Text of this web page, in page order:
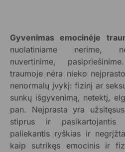
Gyvenimas emocinėje
nuolatiniame nerime,
nuvertinime,
traumoje nėra nieko
nenormalų įvykį: fizinį ar
sunkų išgyvenimą, netektį,
pan. Neįprasta yra
stiprus ir pasikartojantis
paliekantis ryškias ir
kaip sutrikęs emocinis ir